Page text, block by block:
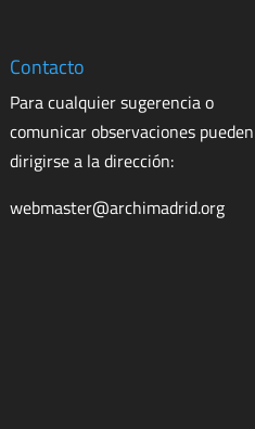
Contacto
Para cualquier sugerencia o
comunicar observaciones pueden
dirigirse a la dirección:
webmaster@archimadrid.org